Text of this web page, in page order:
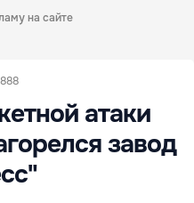
на сайте
атаки
завод